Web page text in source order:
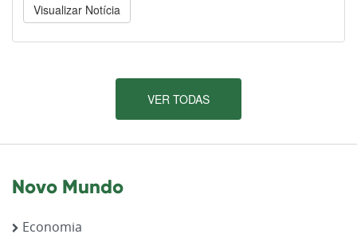
Visualizar Notícia
VER TODAS
Novo Mundo
Economia